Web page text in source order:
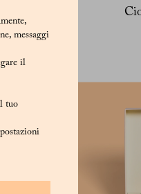
messaggi
il
tuo